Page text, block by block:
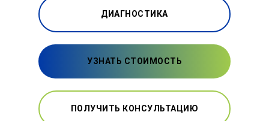
ДИАГНОСТИКА
УЗНАТЬ СТОИМОСТЬ
ПОЛУЧИТЬ КОНСУЛЬТАЦИЮ